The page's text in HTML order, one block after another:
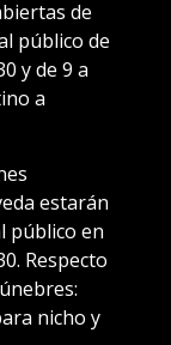
de
público de
y de 9 a
a
estarán
público en
Respecto
nicho y